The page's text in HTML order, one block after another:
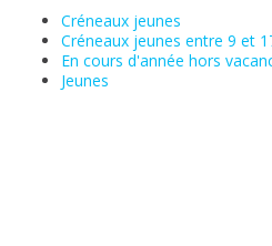
Créneaux jeunes
Créneaux jeunes entre 9 et
En cours d'année hors
Jeunes